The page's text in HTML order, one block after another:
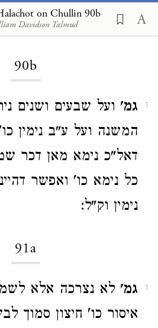
on Chullin 90b
Davidson Talmud
Loading...
90b
1 גמ' ועל שבעים ושנים
המשנה ועל ע"ב נימין
דאל"כ נימא מאן דכר
כל נימא כו' ואפשר דהיינו
נימין וק"ל:
91a
1 גמ' לא נצרכה אלא
איסור כו' חיצון סמוך